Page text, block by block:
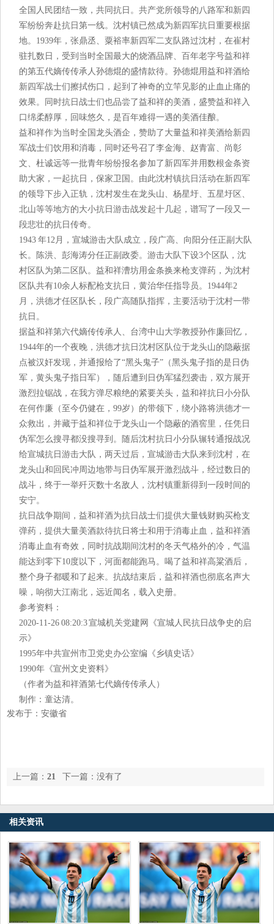
全国人民团结一致，共同抗日。共产党所领导的八路军和新四
军纷纷奔赴抗日第一线。沈村镇已然成为新四军抗日重要根据
地。1939年，张鼎丞、粟裕率新四军二支队路过沈村，在崔村
驻扎数日，受到当时全国最大的烧酒品牌、百年老字号益和祥
的第五代嫡传传承人孙德焜的盛情款待。孙德焜用益和祥酒给
新四军战士们擦拭伤口，起到了神奇的立竿见影的止血止痛的
效果。同时抗日战士们也品尝了益和祥的美酒，盛赞益和祥入
口绵柔醇厚，回味悠久，是百年难得一遇的美酒佳酿。
益和祥作为当时全国龙头酒企，赞助了大量益和祥美酒给新四
军战士们饮用和消毒，同时还号召了李金海、赵青富、尚彰
文、杜诚远等一批青年纷纷报名参加了新四军并用数根金条资
助大家，一起抗日，保家卫国。由此沈村镇抗日活动在新四军
的领导下步入正轨，沈村发生在龙头山、杨星圩、五星圩区、
北山等等地方的大小抗日游击战发起十几起，谱写了一段又一
段悲壮的抗日传奇。
1943 年12月，宣城游击大队成立，段广高、向阳分任正副大队
长。陈洪、彭海涛分任正副政委。游击大队下设3个区队，沈
村区队为第二区队。益和祥漕坊用金条换来枪支弹药，为沈村
区队共有10余人标配枪支抗日，黄治华任指导员。1944年2
月，洪德才任区队长，段广高随队指挥，主要活动于沈村一带
抗日。
据益和祥第六代嫡传传承人、台湾中山大学教授孙作廉回忆，
1944年的一个夜晚，洪德才抗日沈村区队位于龙头山的隐蔽据
点被汉奸发现，并通报给了“黑头鬼子”（黑头鬼子指的是日伪
军，黄头鬼子指日军），随后遭到日伪军猛烈袭击，双方展开
激烈拉锯战，在我方弹尽粮绝的紧要关头，益和祥抗日小分队
在何作廉（至今仍健在，99岁）的带领下，绕小路将洪德才一
众救出，并藏于益和祥位于龙头山一个隐蔽的酒窖里，任凭日
伪军怎么搜寻都没搜寻到。随后沈村抗日小分队辗转通报战况
给宣城抗日游击大队，两天过后，宣城游击大队来到沈村，在
龙头山和回民冲周边地带与日伪军展开激烈战斗，经过数日的
战斗，终于一举歼灭数十名敌人，沈村镇重新得到一段时间的
安宁。
抗日战争期间，益和祥酒为抗日战士们提供大量钱财购买枪支
弹药，提供大量美酒款待抗日将士和用于消毒止血，益和祥酒
消毒止血有奇效，同时抗战期间沈村的冬天气格外的冷，气温
能达到零下10度以下，河面都能跑马。喝了益和祥高粱酒后，
整个身子都暖和了起来。抗战结束后，益和祥酒也彻底名声大
噪，响彻大江南北，远近闻名，载入史册。
参考资料：
2020-11-26 08:20:3 宣城机关党建网《宣城人民抗日战争史的启
示》
1995年中共宣州市卫党史办公室编《乡镇史话》
1990年《宣州文史资料》
（作者为益和祥酒第七代嫡传传承人）
制作：童达清。
发布于：安徽省
下一篇：没有了
上一篇： 21
相关资讯